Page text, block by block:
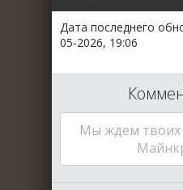
Дата последнего
05-2026, 19:06
Мы ждем твоих